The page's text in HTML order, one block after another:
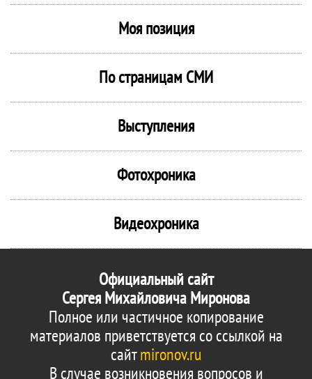
Моя позиция
По страницам СМИ
Выступления
Фотохроника
Видеохроника
Официальный сайт
Сергея Михайловича Миронова
Полное или частичное копирование
материалов приветствуется со ссылкой на
сайтmironov.ru
В случае возникновения вопросов и